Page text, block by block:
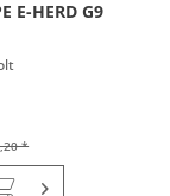
E-HERD G9
*